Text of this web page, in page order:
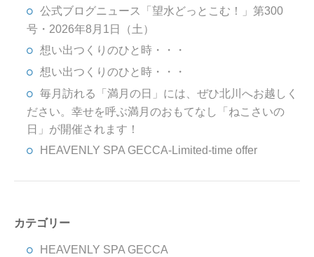
公式ブログニュース「望水どっとこむ！」第300
号・2026年8月1日（土）
想い出つくりのひと時・・・
想い出つくりのひと時・・・
毎月訪れる「満月の日」には、ぜひ北川へお越しく
ださい。幸せを呼ぶ満月のおもてなし「ねこさいの
日」が開催されます！
HEAVENLY SPA GECCA-Limited-time offer
カテゴリー
HEAVENLY SPA GECCA